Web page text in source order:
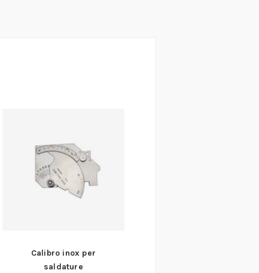
Calibro inox per
saldature